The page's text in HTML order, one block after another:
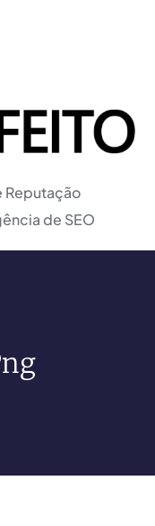
Reputação
de SEO